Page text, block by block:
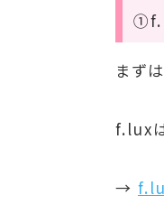
まず
f.lux
→